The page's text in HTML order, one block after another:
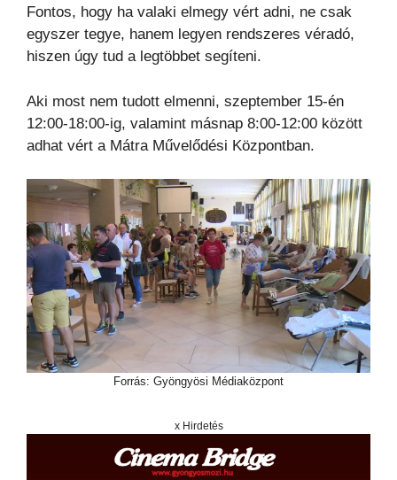
Fontos, hogy ha valaki elmegy vért adni, ne csak
egyszer tegye, hanem legyen rendszeres véradó,
hiszen úgy tud a legtöbbet segíteni.
Aki most nem tudott elmenni, szeptember 15-én
12:00-18:00-ig, valamint másnap 8:00-12:00 között
adhat vért a Mátra Művelődési Központban.
Forrás: Gyöngyösi Médiaközpont
x Hirdetés